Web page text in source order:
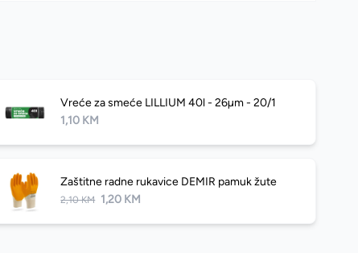
Vreće za smeće LILLIUM 40l - 26µm - 20/1
1,10 KM
Zaštitne radne rukavice DEMIR pamuk žute
2,10 KM 1,20 KM